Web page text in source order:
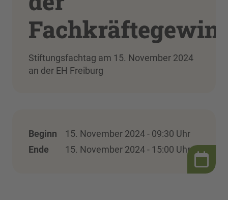
Stiftungsfachtag am 15. November 2024
an der EH Freiburg
Beginn
15. November 2024 - 09:30 Uhr
Ende
15. November 2024 - 15:00 Uhr